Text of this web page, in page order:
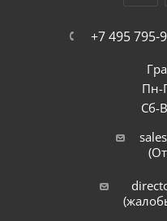
+7 495 795-
Пн-
Сб-